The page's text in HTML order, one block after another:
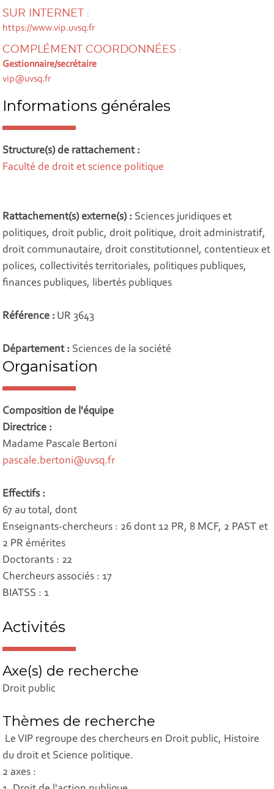
SUR INTERNET :
https://www.vip.uvsq.fr
COMPLÉMENT COORDONNÉES :
Gestionnaire/secrétaire
vip@uvsq.fr
Informations générales
Structure(s) de rattachement :
Faculté de droit et science politique
Rattachement(s) externe(s) : Sciences juridiques et
politiques, droit public, droit politique, droit administratif,
droit communautaire, droit constitutionnel, contentieux et
polices, collectivités territoriales, politiques publiques,
finances publiques, libertés publiques
Référence : UR 3643
Département : Sciences de la société
Organisation
Composition de l'équipe
Directrice :
Madame Pascale Bertoni
pascale.bertoni@uvsq.fr
Effectifs :
67 au total, dont
Enseignants-chercheurs : 26 dont 12 PR, 8 MCF, 2 PAST et
2 PR émérites
Doctorants : 22
Chercheurs associés : 17
BIATSS : 1
Activités
Axe(s) de recherche
Droit public
Thèmes de recherche
Le VIP regroupe des chercheurs en Droit public, Histoire
du droit et Science politique.
2 axes :